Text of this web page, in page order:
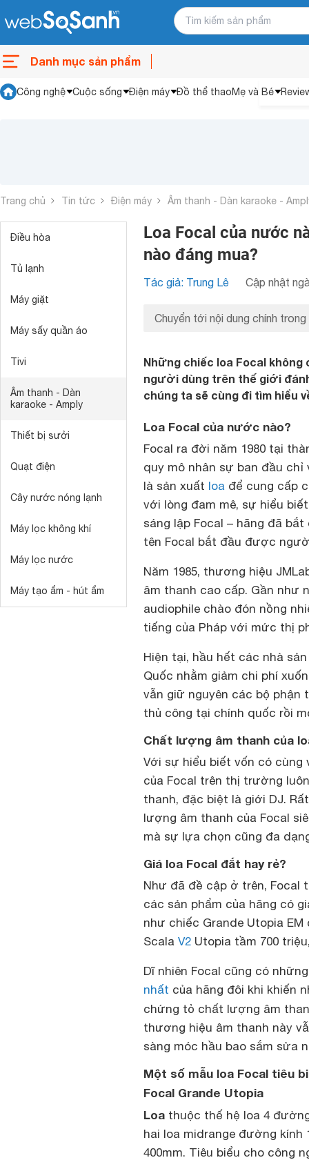
Danh mục sản phẩm
Công nghệ Cuộc sống Điện máy Đồ thể thaoMẹ và Bé
Trang chủ Tin tức Điện máy Âm thanh - Dàn karaoke -
Điều hòa
Tủ lạnh
Máy giặt
Máy sấy quần áo
Tivi
Âm thanh - Dàn
karaoke - Amply
Thiết bị sưởi
Quạt điện
Cây nước nóng lạnh
Máy lọc không khí
Máy lọc nước
Máy tạo ẩm - hút ẩm
Loa Focal của nước
nào đáng mua?
Tác giả: Trung Lê Cập nhật
Chuyển tới nội dung chính trong
Những chiếc loa Focal
người dùng trên thế giới
chúng ta sẽ cùng đi tìm hiểu
Loa Focal của nước nào?
Focal ra đời năm 1980 tại
quy mô nhân sự ban đầu
là sản xuất loa để cung cấp
với lòng đam mê, sự hiểu
sáng lập Focal – hãng đã
tên Focal bắt đầu được
Năm 1985, thương hiệu
âm thanh cao cấp. Gần như
audiophile chào đón nồng
tiếng của Pháp với mức thị
Hiện tại, hầu hết các nhà
Quốc nhằm giảm chi phí
vẫn giữ nguyên các bộ phận
thủ công tại chính quốc rồi
Chất lượng âm thanh của
Với sự hiểu biết vốn có cùng
của Focal trên thị trường
thanh, đặc biệt là giới DJ.
lượng âm thanh của Focal
mà sự lựa chọn cũng đa
Giá loa Focal đắt hay rẻ?
Như đã đề cập ở trên, Focal
các sản phẩm của hãng có
như chiếc Grande Utopia
Scala V2 Utopia tầm 700
Dĩ nhiên Focal cũng có
nhất của hãng đôi khi khiến
chứng tỏ chất lượng âm
thương hiệu âm thanh này
sàng móc hầu bao sắm sửa
Một số mẫu loa Focal tiêu
Focal Grande Utopia
Loa thuộc thế hệ loa 4
hai loa midrange đường kính
400mm. Tiêu biểu cho công